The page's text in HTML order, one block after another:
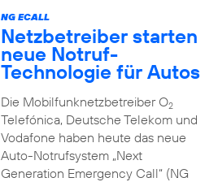
NG ECALL
Netzbetreiber starten
neue Notruf-
Technologie für Autos
Die Mobilfunknetzbetreiber O2
Telefónica, Deutsche Telekom und
Vodafone haben heute das neue
Auto-Notrufsystem „Next
Generation Emergency Call“ (NG